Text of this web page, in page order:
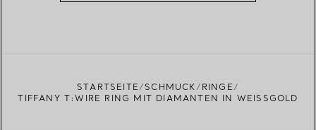
STARTSEITE SCHMUCK
RINGE
TIFFANY T:WIRE RING MIT DIAMANTEN IN WEISSGOLD